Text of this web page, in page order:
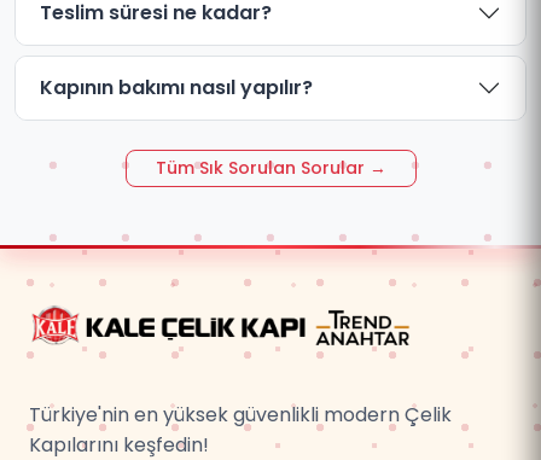
Teslim süresi ne kadar?
Kapının bakımı nasıl yapılır?
Tüm Sık Sorulan Sorular →
Türkiye'nin en yüksek güvenlikli modern Çelik
Kapılarını keşfedin!